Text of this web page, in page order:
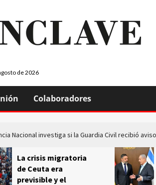
de 2026
Colaboradores
Nacional investiga si la Guardia Civil recibió
La crisis migratoria
de Ceuta era
previsible y el